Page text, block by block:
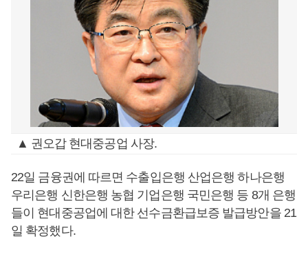
▲ 권오갑 현대중공업 사장.
22일 금융권에 따르면 수출입은행 산업은행 하나은행
우리은행 신한은행 농협 기업은행 국민은행 등 8개 은행
들이 현대중공업에 대한 선수금환급보증 발급방안을 21
일 확정했다.